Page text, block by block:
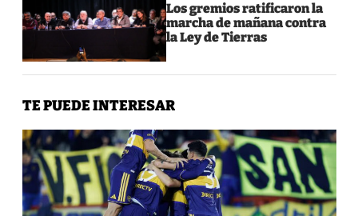
Los gremios ratificaron la
marcha de mañana contra
la Ley de Tierras
TE PUEDE INTERESAR